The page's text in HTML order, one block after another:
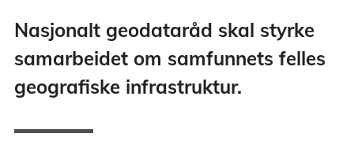
Nasjonalt geodataråd skal styrke
samarbeidet om samfunnets felles
geografiske infrastruktur.